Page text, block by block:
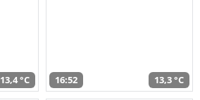
13,4 °C 16:52 13,3 °C